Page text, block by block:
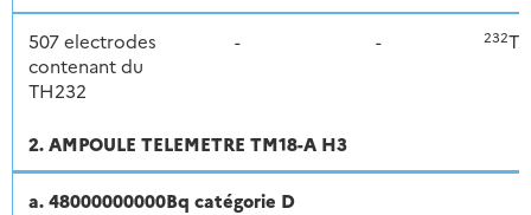
507 electrodes
contenant du
TH232
- - 232Th
2. AMPOULE TELEMETRE TM18-A H3
a. 48000000000Bq catégorie D